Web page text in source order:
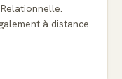
à distance.